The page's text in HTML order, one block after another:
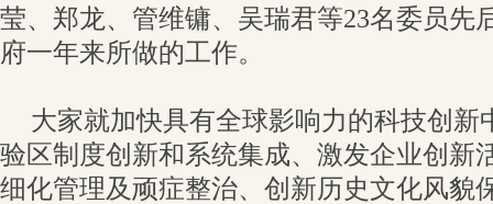
莹、郑龙、管维镛、吴瑞君等23名委员先
府一年来所做的工作。
大家就加快具有全球影响力的科技创新
验区制度创新和系统集成、激发企业创新
细化管理及顽症整治、创新历史文化风貌